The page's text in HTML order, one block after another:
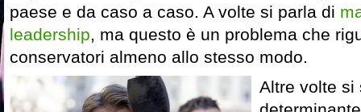
paese e da caso a caso. A volte si parla di
leadership, ma questo è un problema che
conservatori almeno allo stesso modo.
Altre volte si